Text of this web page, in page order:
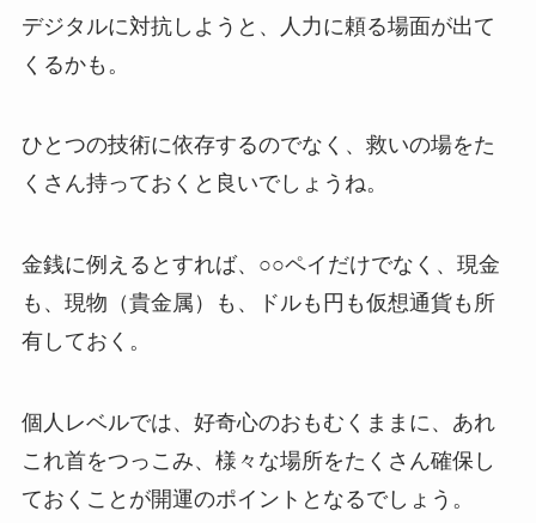
デジタルに対抗しようと、人力に頼る場面が出て
くるかも。
ひとつの技術に依存するのでなく、救いの場をた
くさん持っておくと良いでしょうね。
金銭に例えるとすれば、○○ペイだけでなく、現金
も、現物（貴金属）も、ドルも円も仮想通貨も所
有しておく。
個人レベルでは、好奇心のおもむくままに、あれ
これ首をつっこみ、様々な場所をたくさん確保し
ておくことが開運のポイントとなるでしょう。